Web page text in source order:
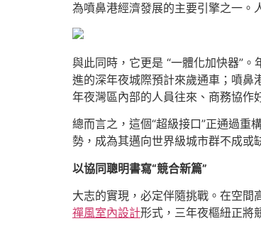
為噴鼻港經濟發展的主要引擎之一。
與此同時，它更是 “一體化加快器”
進的深年夜城際預計來歲通車；噴鼻
年夜灣區內部的人員往來、商務協作
總而言之，這個“超級接口”正通過重
勢，成為其邁向世界級城市群不成或
以協同聰明書寫“競合新篇”
大志的實現，必定伴隨挑戰。在空間
禪風室內設計形式，三年夜樞紐正將